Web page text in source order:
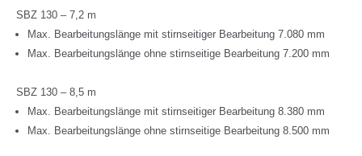
SBZ 130 – 7,2 m
Max. Bearbeitungslänge mit stirnseitiger Bearbeitung 7.080 mm
Max. Bearbeitungslänge ohne stirnseitige Bearbeitung 7.200 mm
SBZ 130 – 8,5 m
Max. Bearbeitungslänge mit stirnseitiger Bearbeitung 8.380 mm
Max. Bearbeitungslänge ohne stirnseitige Bearbeitung 8.500 mm